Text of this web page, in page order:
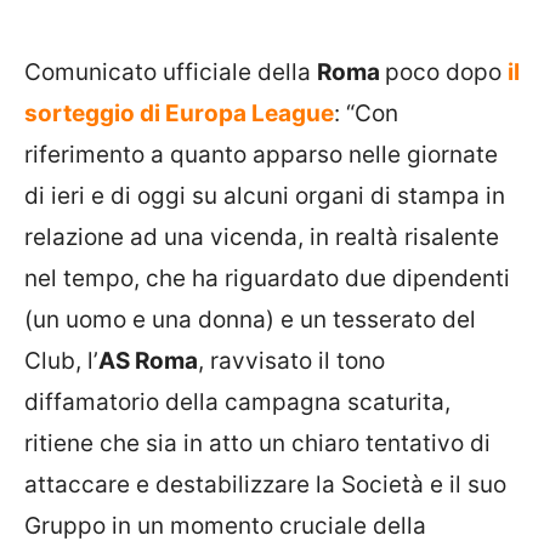
Comunicato ufficiale della Roma poco dopo il
sorteggio di Europa League: “Con
riferimento a quanto apparso nelle giornate
di ieri e di oggi su alcuni organi di stampa in
relazione ad una vicenda, in realtà risalente
nel tempo, che ha riguardato due dipendenti
(un uomo e una donna) e un tesserato del
Club, l’AS Roma, ravvisato il tono
diffamatorio della campagna scaturita,
ritiene che sia in atto un chiaro tentativo di
attaccare e destabilizzare la Società e il suo
Gruppo in un momento cruciale della